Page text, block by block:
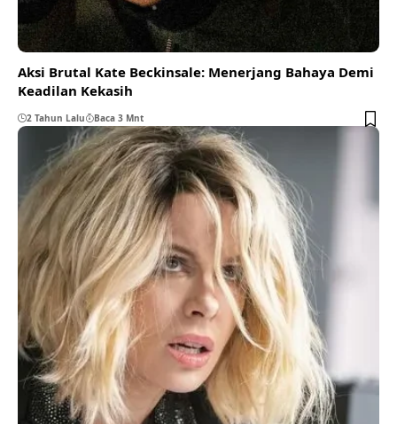
Aksi Brutal Kate Beckinsale: Menerjang Bahaya Demi
Keadilan Kekasih
2 Tahun Lalu Baca 3 Mnt